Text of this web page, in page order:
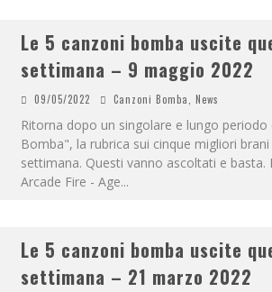
Le 5 canzoni bomba uscite
settimana – 9 maggio 2022
09/05/2022 Canzoni Bomba News
Ritorna dopo un singolare e lungo
Bomba", la rubrica sui cinque migliori
settimana. Questi vanno ascoltati e basta.
Arcade Fire - Age...
Le 5 canzoni bomba uscite
settimana – 21 marzo 2022